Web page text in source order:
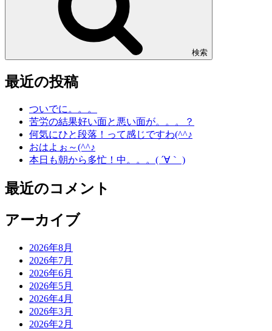
検索
最近の投稿
ついでに。。。
苦労の結果好い面と悪い面が。。。？
何気にひと段落！って感じですわ(^^♪
おはよぉ～(^^♪
本日も朝から多忙！中。。。( ´∀｀ )
最近のコメント
アーカイブ
2026年8月
2026年7月
2026年6月
2026年5月
2026年4月
2026年3月
2026年2月